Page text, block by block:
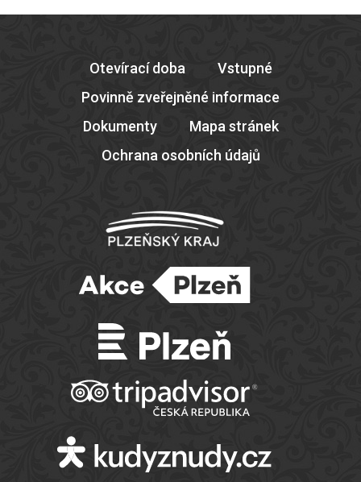
Otevírací doba
Vstupné
Povinně zveřejněné informace
Dokumenty
Mapa stránek
Ochrana osobních údajů